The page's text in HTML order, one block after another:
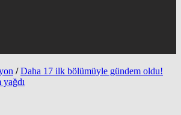
/ Daha 17 ilk bölümüyle gündem oldu!